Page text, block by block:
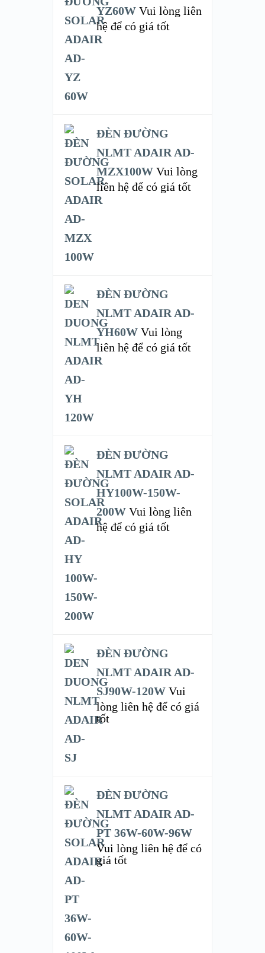
YZ60W Vui lòng liên
hệ để có giá tốt
ĐÈN ĐƯỜNG
NLMT ADAIR AD-
MZX100W Vui lòng
liên hệ để có giá tốt
ĐÈN ĐƯỜNG
NLMT ADAIR AD-
YH60W Vui lòng
liên hệ để có giá tốt
ĐÈN ĐƯỜNG
NLMT ADAIR AD-
HY100W-150W-
200W Vui lòng liên
hệ để có giá tốt
ĐÈN ĐƯỜNG
NLMT ADAIR AD-
SJ90W-120W Vui
lòng liên hệ để có giá
tốt
ĐÈN ĐƯỜNG
NLMT ADAIR AD-
PT 36W-60W-96W
Vui lòng liên hệ để có
giá tốt